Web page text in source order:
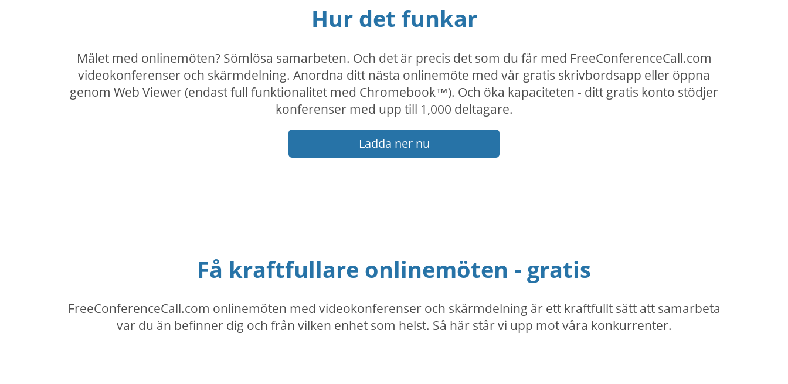
Hur det funkar
Målet med onlinemöten? Sömlösa samarbeten. Och det är precis det som du får med FreeConferenceCall.com
videokonferenser och skärmdelning. Anordna ditt nästa onlinemöte med vår gratis skrivbordsapp eller öppna
genom Web Viewer (endast full funktionalitet med Chromebook™). Och öka kapaciteten - ditt gratis konto stödjer
konferenser med upp till 1,000 deltagare.
Ladda ner nu
Få kraftfullare onlinemöten - gratis
FreeConferenceCall.com onlinemöten med videokonferenser och skärmdelning är ett kraftfullt sätt att samarbeta
var du än befinner dig och från vilken enhet som helst. Så här står vi upp mot våra konkurrenter.